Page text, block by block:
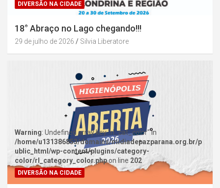
DIVERSÃO NA CIDADE
18° Abraço no Lago chegando!!!
29 de julho de 2026 Silvia Liberatore
Warning: Undefined array key "rl_cat_color" in
/home/u131386853/domains/midiadepazparana.org.br/p
ublic_html/wp-content/plugins/category-
color/rl_category_color.phpon line 202
DIVERSÃO NA CIDADE